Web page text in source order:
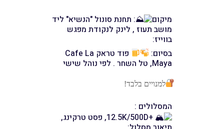
מיקום
: תחנת סונול "הנשיא" ליד
מושב תעוז , לינק לנקודת מפגש
בווייז:
בסיום:
פוד טראק Cafe La
Maya, טל השחר . לפי נוהל שישי
למנויים בלבד!
המסלולים :
+12.5K/500D, פסט טרקינג,